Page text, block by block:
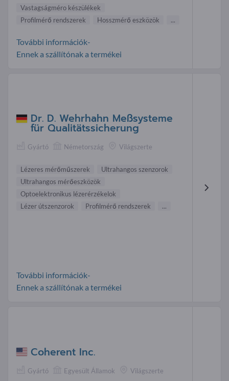
Vastagságméro készülékek
Profilmérő rendszerek
Hosszmérő eszközök ...
További információk-
Ennek a szállítónak a termékei
Dr. D. Wehrhahn Meßsysteme
für Qualitätssicherung
Gyártó Németország Világszerte
Lézeres mérőműszerek
Ultrahangos szenzorok
Ultrahangos mérőeszközök
Optoelektronikus lézerérzékelok
Lézer útszenzorok
Profilmérő rendszerek ...
További információk-
Ennek a szállítónak a termékei
Coherent Inc.
Gyártó Egyesült Államok Világszerte